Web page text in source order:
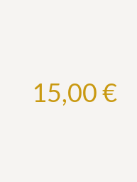
15,00€